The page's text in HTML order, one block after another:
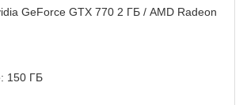
GeForce GTX 770 2 ГБ / AMD Radeon
150 ГБ